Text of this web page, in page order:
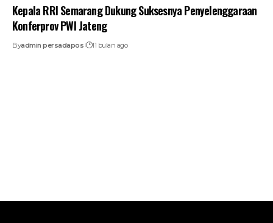
Kepala RRI Semarang Dukung Suksesnya Penyelenggaraan
Konferprov PWI Jateng
Byadmin persadapos 11 bulan ago